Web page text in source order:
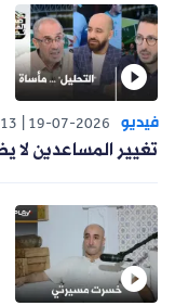
فيديو 19-07-2026
تغيير المساعدين